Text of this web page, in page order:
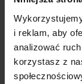
i reklam, aby
analizować
korzystasz z
Ilość produktu: